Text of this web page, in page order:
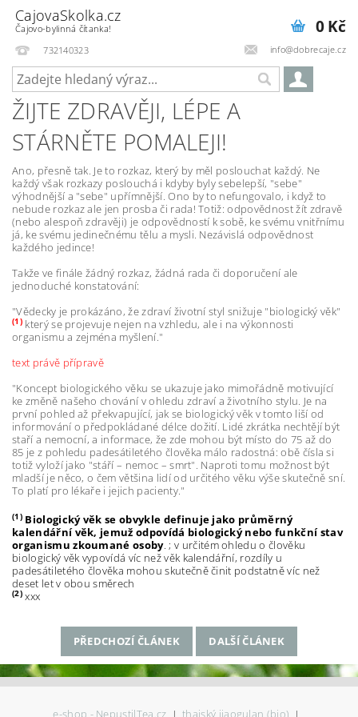
CajovaSkolka.cz
Čajovo-bylinná čítanka!
732140323
info@dobrecaje.cz
0 Kč
ŽIJTE ZDRAVĚJI, LÉPE A
STÁRNĚTE POMALEJI!
Ano, přesně tak. Je to rozkaz, který by měl poslouchat každý. Ne
každý však rozkazy poslouchá i kdyby byly sebelepší, "sebe"
výhodnější a "sebe" upřímnější. Ono by to nefungovalo, i když to
nebude rozkaz ale jen prosba či rada! Totiž: odpovědnost žít zdravě
(nebo alespoň zdravěji) je odpovědností k sobě, ke svému vnitřnímu
já, ke svému jedinečnému tělu a mysli. Nezávislá odpovědnost
každého jedince!
Takže ve finále žádný rozkaz, žádná rada či doporučení ale
jednoduché konstatování:
"Vědecky je prokázáno, že zdraví životní styl snižuje "biologický věk"
(1)který se projevuje nejen na vzhledu, ale i na výkonnosti
organismu a zejména myšlení."
text právě přípravě
"Koncept biologického věku se ukazuje jako mimořádně motivující
ke změně našeho chování v ohledu zdraví a životního stylu. Je na
první pohled až překvapující, jak se biologický věk v tomto liší od
informování o předpokládané délce dožití. Lidé zkrátka nechtějí být
staří a nemocní, a informace, že zde mohou být místo do 75 až do
85 je z pohledu padesátiletého člověka málo radostná: obě čísla si
totiž vyloží jako "stáří – nemoc – smrt". Naproti tomu možnost být
mladší je něco, o čem většina lidí od určitého věku výše skutečně sní.
To platí pro lékaře i jejich pacienty."
(1) Biologický věk se obvykle definuje jako průměrný
kalendářní věk, jemuž odpovídá biologický nebo funkční stav
organismu zkoumané osoby. ; v určitém ohledu o člověku
biologický věk vypovídá víc než věk kalendářní, rozdíly u
padesátiletého člověka mohou skutečně činit podstatně víc než
deset let v obou směrech
(2)xxx
PŘEDCHOZÍ ČLÁNEK DALŠÍ ČLÁNEK
e-shop - NepustilTea.cz thajský jiaogulan (bio)